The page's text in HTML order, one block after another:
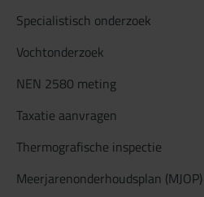
Specialistisch onderzoek
Vochtonderzoek
NEN 2580 meting
Taxatie aanvragen
Thermografische inspectie
Meerjarenonderhoudsplan (MJOP)